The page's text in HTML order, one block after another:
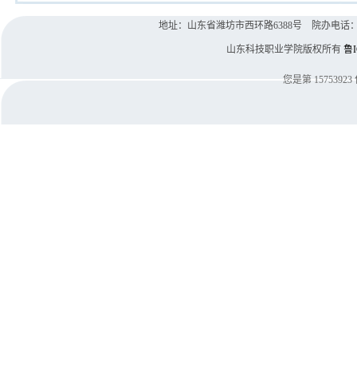
地址：山东省潍坊市西环路6388号 院办电话
山东科技职业学院版权所有 鲁
您是第 15753923